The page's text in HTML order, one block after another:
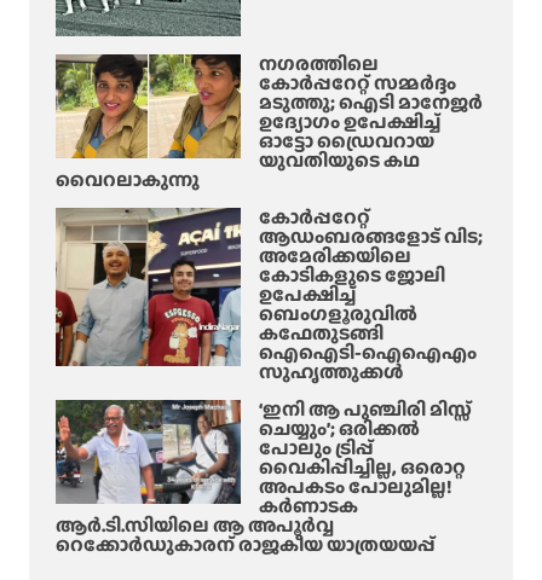
നഗരത്തിലെ
കോർപ്പറേറ്റ് സമ്മർദ്ദം
മടുത്തു; ഐടി മാനേജർ
ഉദ്യോഗം ഉപേക്ഷിച്ച്
ഓട്ടോ ഡ്രൈവറായ
യുവതിയുടെ കഥ
വൈറലാകുന്നു
കോർപ്പറേറ്റ്
ആഡംബരങ്ങളോട് വിട;
അമേരിക്കയിലെ
കോടികളുടെ ജോലി
ഉപേക്ഷിച്ച്
ബെംഗളൂരുവിൽ
കഫേതുടങ്ങി
ഐഐടി-ഐഐഎം
സുഹൃത്തുക്കൾ
‘ഇനി ആ പുഞ്ചിരി മിസ്സ്
ചെയ്യും’; ഒരിക്കൽ
പോലും ട്രിപ്പ്
വൈകിപ്പിച്ചില്ല, ഒരൊറ്റ
അപകടം പോലുമില്ല!
കർണാടക
ആർ.ടി.സിയിലെ ആ അപൂർവ്വ
റെക്കോർഡുകാരന് രാജകീയ യാത്രയയപ്പ്